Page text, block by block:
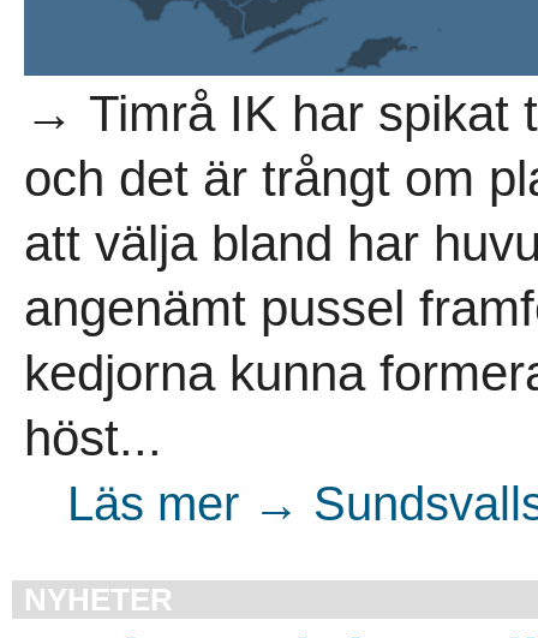
→ Timrå IK har spikat
och det är trångt om
att välja bland har
angenämt pussel
kedjorna kunna
höst...
Läs mer →
NYHETER